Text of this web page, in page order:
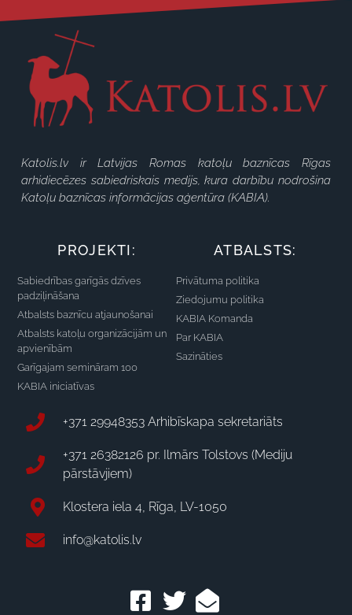
Katolis.lv ir Latvijas Romas katoļu baznīcas Rīgas
arhidiecēzes sabiedriskais medijs, kura darbību nodrošina
Katoļu baznīcas informācijas aģentūra (KABIA).
PROJEKTI:
Sabiedrības garīgās dzīves
padziļināšana
Atbalsts baznīcu atjaunošanai
Atbalsts katoļu organizācijām un
apvienībām
Garīgajam semināram 100
KABIA iniciatīvas
ATBALSTS:
Privātuma politika
Ziedojumu politika
KABIA Komanda
Par KABIA
Sazināties
+371 29948353 Arhibīskapa sekretariāts
+371 26382126 pr. Ilmārs Tolstovs (Mediju
pārstāvjiem)
Klostera iela 4, Rīga, LV-1050
info@katolis.lv